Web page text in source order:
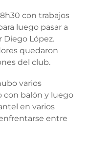
con trabajos
luego pasar a
Diego López.
quedaron
del club.
varios
con balón y luego
en varios
entre